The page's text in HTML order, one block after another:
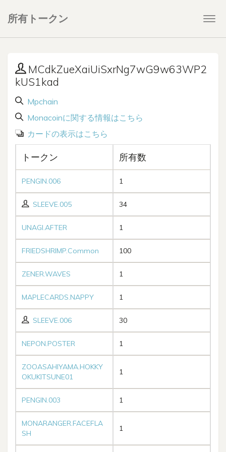
所有トークン
MCdkZueXaiUiSxrNg7wG9w63WP2
kUS1kad
Mpchain
Monacoinに関する情報はこちら
カードの表示はこちら
トークン 所有数
PENGIN.006 1
SLEEVE.005 34
UNAGI.AFTER 1
FRIEDSHRIMP.Common 100
ZENER.WAVES 1
MAPLECARDS.NAPPY 1
SLEEVE.006 30
NEPON.POSTER 1
ZOOASAHIYAMA.HOKKY
OKUKITSUNE01
1
PENGIN.003 1
MONARANGER.FACEFLA
SH
1